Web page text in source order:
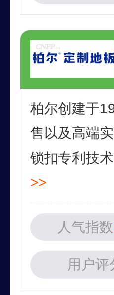
柏尔创建于
售以及高端
锁扣专利技
>>
人气指数
用户评